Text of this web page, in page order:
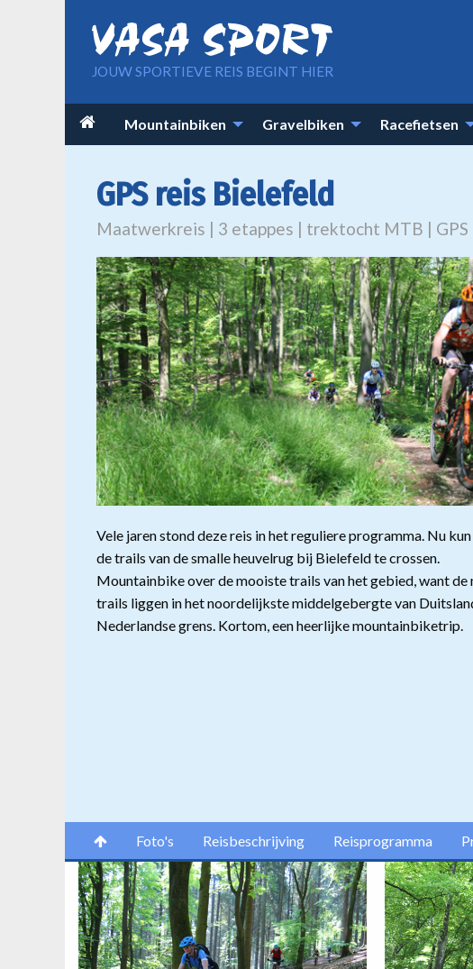
JOUW SPORTIEVE REIS BEGINT HIER
Main
navigation
 Mountainbiken Gravelbiken Racefietsen
GPS reis Bielefeld
Maatwerkreis | 3 etappes | trektocht MTB | GPS
Vele jaren stond deze reis in het reguliere programma. Nu
de trails van de smalle heuvelrug bij Bielefeld te crossen.
Mountainbike over de mooiste trails van het gebied, want
trails liggen in het noordelijkste middelgebergte van
Nederlandse grens. Kortom, een heerlijke mountainbiketrip.
Foto's Reisbeschrijving Reisprogramma